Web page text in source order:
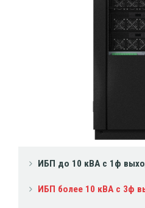
ИБП до 10 кВА с 1ф
ИБП более 10 кВА с 3ф